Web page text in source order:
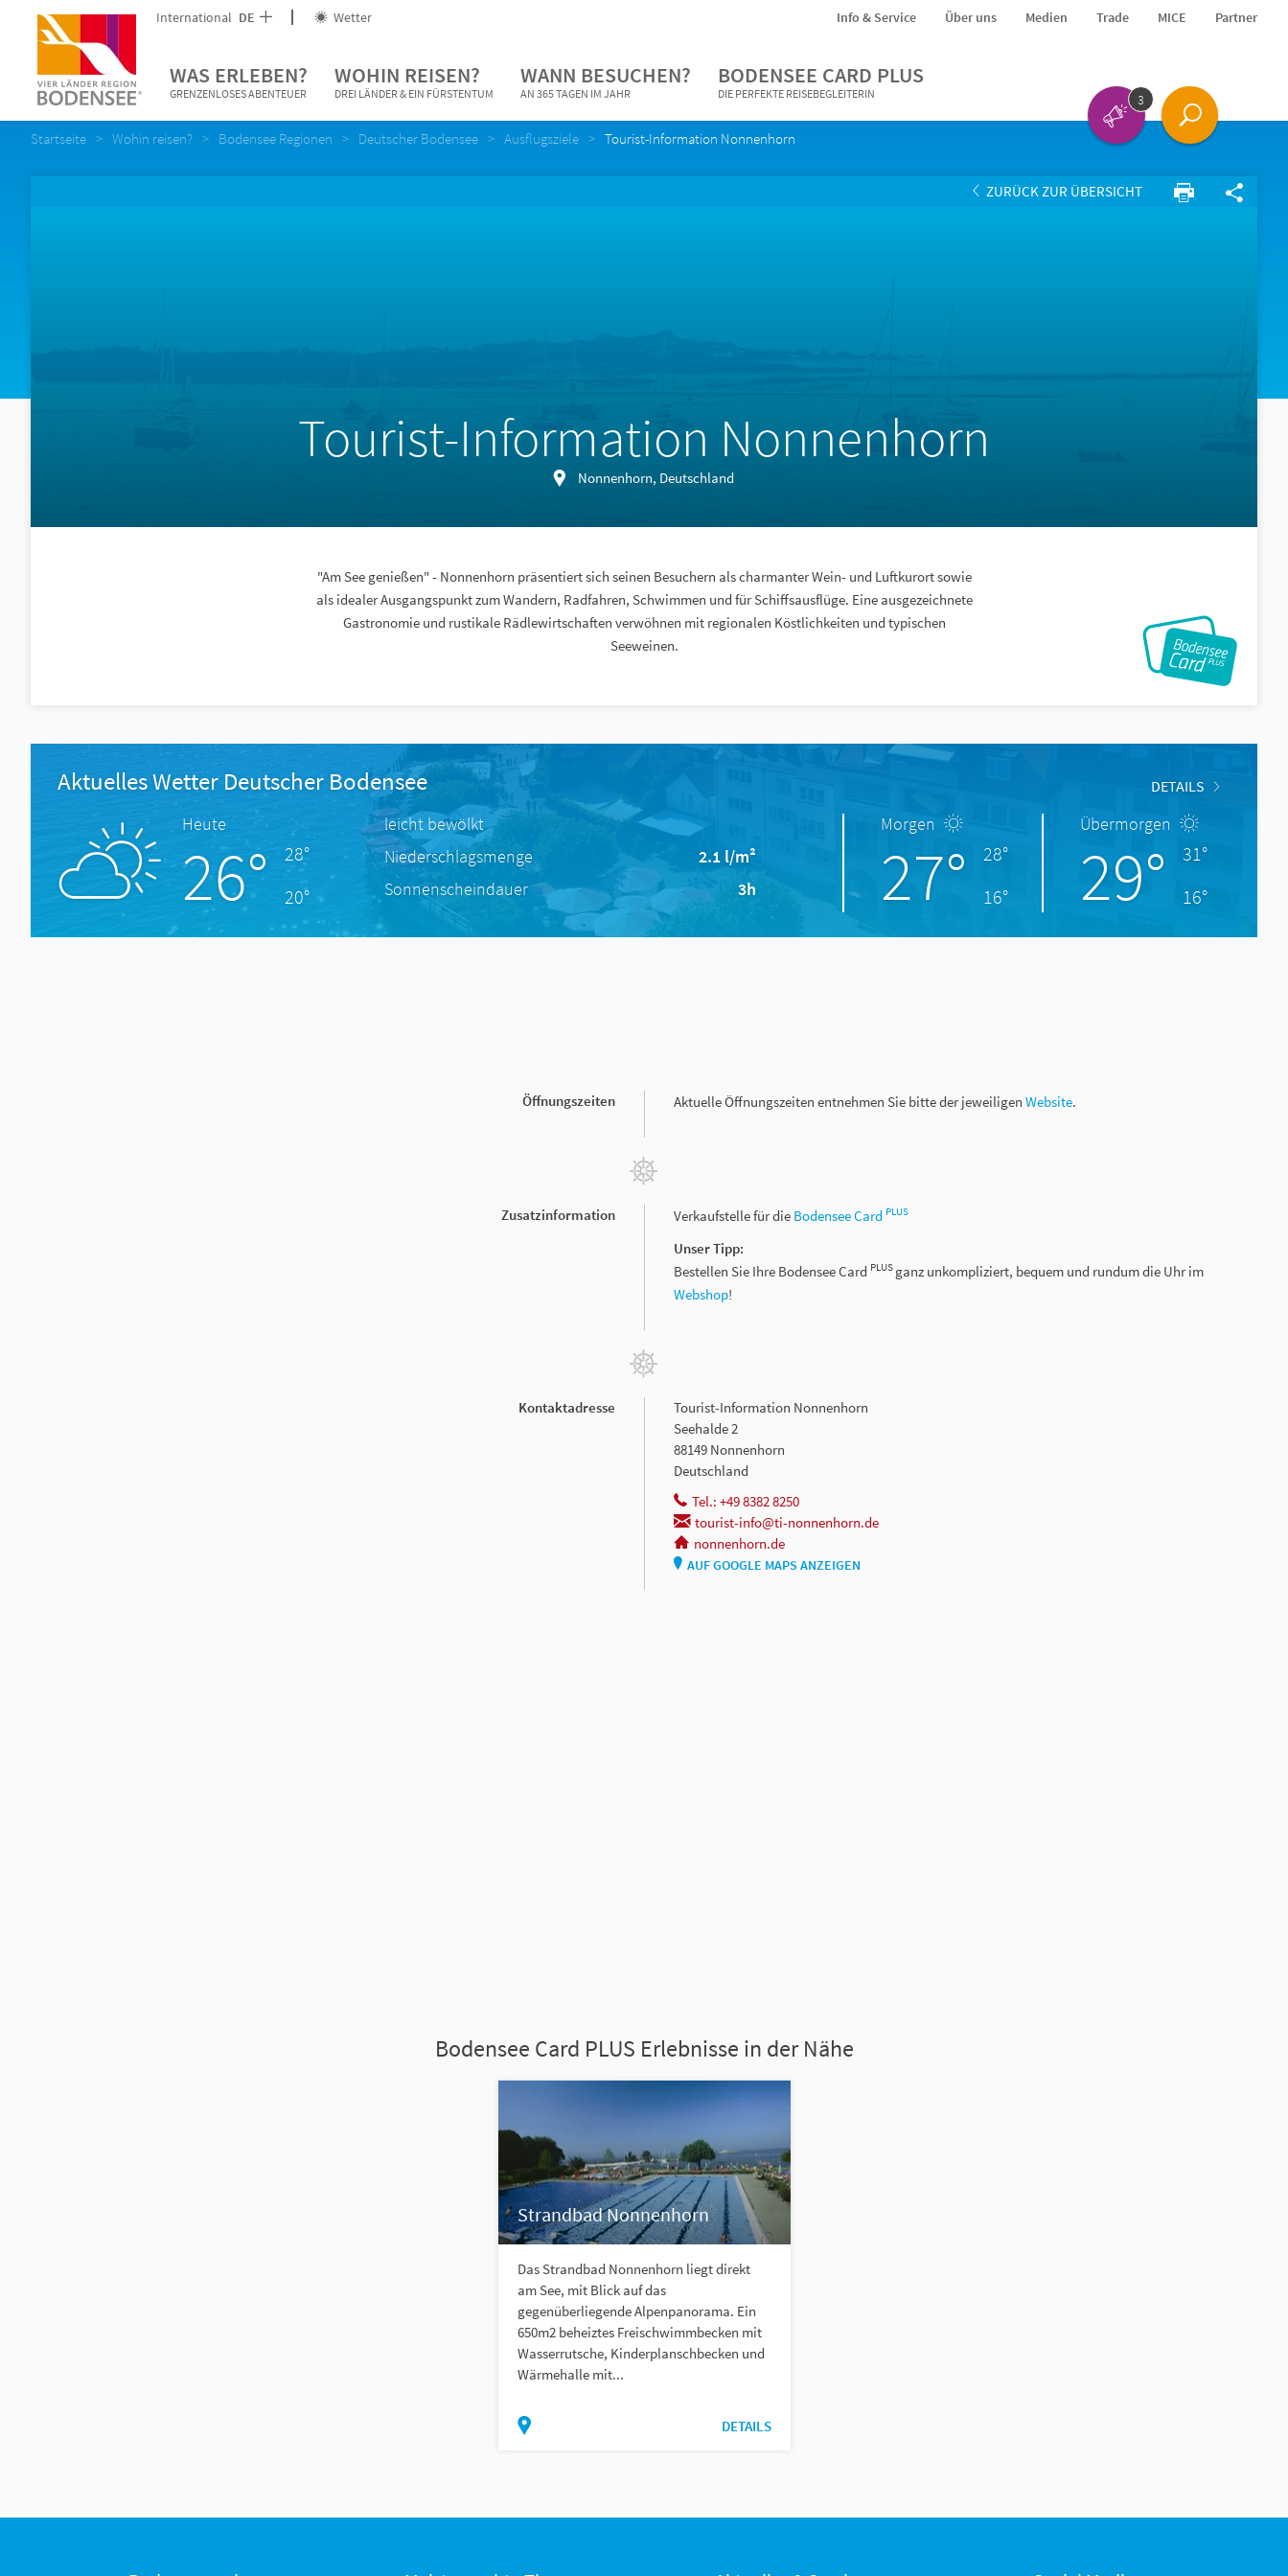
International DE Wetter Info & Service Über uns Medien Trade MICE Partner
WAS ERLEBEN?
GRENZENLOSES ABENTEUER
WOHIN REISEN?
DREI LÄNDER & EIN FÜRSTENTUM
WANN BESUCHEN?
AN 365 TAGEN IM JAHR
BODENSEE CARD PLUS
DIE PERFEKTE REISEBEGLEITERIN 3
Startseite Wohin reisen? Bodensee Regionen Deutscher Bodensee Ausflugsziele Tourist-Information Nonnenhorn
ZURÜCK ZUR ÜBERSICHT
Tourist-Information Nonnenhorn
Nonnenhorn, Deutschland
"Am See genießen" - Nonnenhorn präsentiert sich seinen Besuchern als charmanter Wein- und Luftkurort sowie
als idealer Ausgangspunkt zum Wandern, Radfahren, Schwimmen und für Schiffsausflüge. Eine ausgezeichnete
Gastronomie und rustikale Rädlewirtschaften verwöhnen mit regionalen Köstlichkeiten und typischen
Seeweinen.
Aktuelles Wetter Deutscher Bodensee DETAILS
Heute
26°
28°
20°
leicht bewölkt
Niederschlagsmenge
2.1 l/m²
Sonnenscheindauer
3h
Morgen
27°
28°
16°
Übermorgen
29°
31°
16°
Öffnungszeiten Aktuelle Öffnungszeiten entnehmen Sie bitte der jeweiligen Website.
Zusatzinformation Verkaufstelle für die Bodensee Card PLUS
Unser Tipp:
Bestellen Sie Ihre Bodensee Card PLUS ganz unkompliziert, bequem und rundum die Uhr im
Webshop!
Kontaktadresse
Tourist-Information Nonnenhorn
Seehalde 2
88149 Nonnenhorn
Deutschland
Tel.: +49 8382 8250
tourist-info@ti-nonnenhorn.de
nonnenhorn.de
AUF GOOGLE MAPS ANZEIGEN
Bodensee Card PLUS Erlebnisse in der Nähe
Strandbad Nonnenhorn
Das Strandbad Nonnenhorn liegt direkt
am See, mit Blick auf das
gegenüberliegende Alpenpanorama. Ein
650m2 beheiztes Freischwimmbecken mit
Wasserrutsche, Kinderplanschbecken und
Wärmehalle mit...
DETAILS